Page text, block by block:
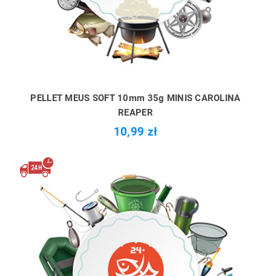
PELLET MEUS SOFT 10mm 35g MINIS CAROLINA
REAPER
10,99 zł